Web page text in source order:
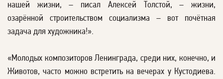
нашей жизни, – писал Алексей Толстой, – жизни,
озарённой строительством социализма – вот почётная
задача для художника!».
«Молодых композиторов Ленинграда, среди них, конечно, и
Животов, часто можно встретить на вечерах у Кустодиева.